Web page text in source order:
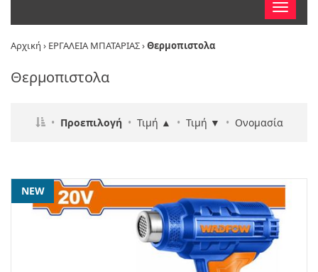
Toggle
nav
Αρχική › ΕΡΓΑΛΕΙΑ ΜΠΑΤΑΡΙΑΣ›Θερμοπιστολα
Θερμοπιστολα
• Προεπιλογή• Τιμή ▲ • Τιμή ▼ • Ονομασία
NEW